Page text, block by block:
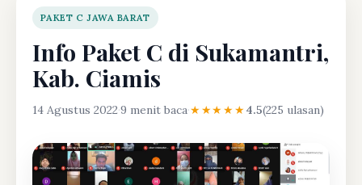
PAKET C JAWA BARAT
Info Paket C di Sukamantri,
Kab. Ciamis
14 Agustus 2022·9 menit baca·★★★★★4.5(225 ulasan)